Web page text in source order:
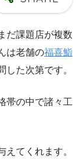
だ課題店が複数
は老舗の福喜鮨
た次第です。
帯の中で諸々工
てくれます。